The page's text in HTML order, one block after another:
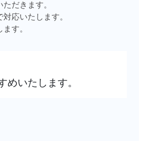
だきます。
応いたします。
す。
いたします。